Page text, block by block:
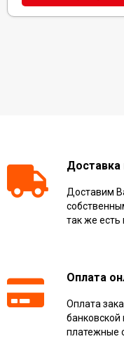
Доставим
так же
Оплата
Оплата
банковской
платежные